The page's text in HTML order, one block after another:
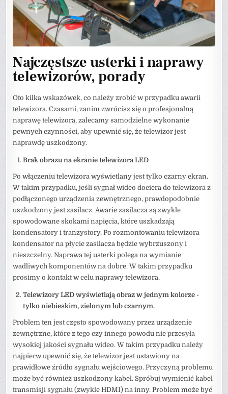
Najczęstsze usterki i naprawy
telewizorów, porady
Oto kilka wskazówek, co należy zrobić w przypadku awarii
telewizora. Czasami, zanim zwrócisz się o profesjonalną
naprawę telewizora, zalecamy samodzielne wykonanie
pewnych czynności, aby upewnić się, że telewizor jest
naprawdę uszkodzony.
Brak obrazu na ekranie telewizora LED
Po włączeniu telewizora wyświetlany jest tylko czarny ekran.
W takim przypadku, jeśli sygnał wideo dociera do telewizora z
podłączonego urządzenia zewnętrznego, prawdopodobnie
uszkodzony jest zasilacz. Awarie zasilacza są zwykle
spowodowane skokami napięcia, które uszkadzają
kondensatory i tranzystory. Po rozmontowaniu telewizora
kondensator na płycie zasilacza będzie wybrzuszony i
nieszczelny. Naprawa tej usterki polega na wymianie
wadliwych komponentów na dobre. W takim przypadku
prosimy o kontakt w celu naprawy telewizora.
Telewizory LED wyświetlają obraz w jednym kolorze -
tylko niebieskim, zielonym lub czarnym.
Problem ten jest często spowodowany przez urządzenie
zewnętrzne, które z tego czy innego powodu nie przesyła
wysokiej jakości sygnału wideo. W takim przypadku należy
najpierw upewnić się, że telewizor jest ustawiony na
prawidłowe źródło sygnału wejściowego. Przyczyną problemu
może być również uszkodzony kabel. Spróbuj wymienić kabel
transmisji sygnału (zwykle HDMI) na inny. Problem może być